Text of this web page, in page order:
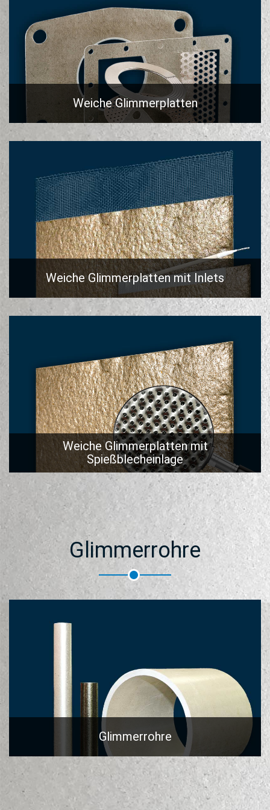
Weiche Glimmerplatten
Weiche Glimmerplatten mit Inlets
Weiche Glimmerplatten mit
Spießblecheinlage
Glimmerrohre
Glimmerrohre